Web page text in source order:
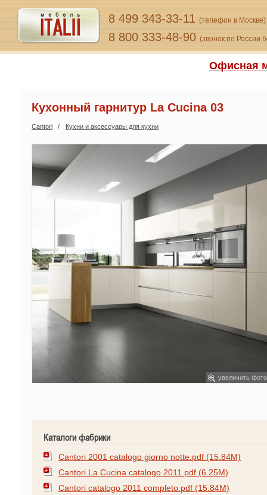
8 499 343-33-11 (телефон в Москве)
8 800 333-48-90 (звонок по России
Офисная
Кухонный гарнитур La Cucina 03
Cantori Кухни и аксессуары для кухни
увеличить фото
Каталоги фабрики
Cantori 2001 catalogo giorno notte.pdf (15.84M)
Cantori La Cucina catalogo 2011.pdf (6.25M)
Cantori catalogo 2011 completo.pdf (15.84M)